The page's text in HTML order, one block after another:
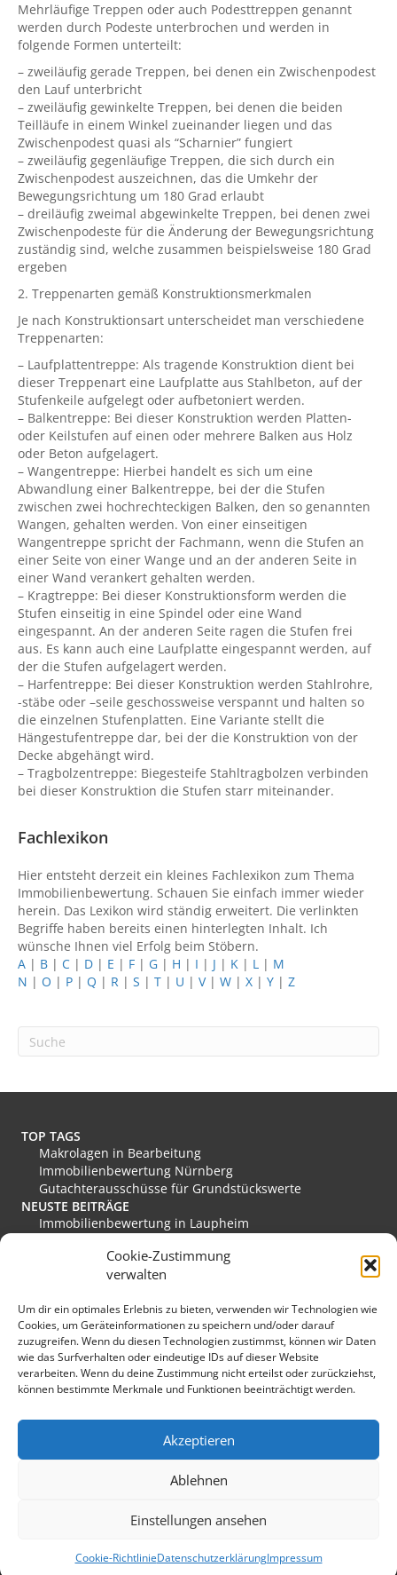
Cookie-Zustimmung
verwalten
Um dir ein optimales Erlebnis zu bieten, verwenden wir Technologien wie
Cookies, um Geräteinformationen zu speichern und/oder darauf
zuzugreifen. Wenn du diesen Technologien zustimmst, können wir Daten
wie das Surfverhalten oder eindeutige IDs auf dieser Website
verarbeiten. Wenn du deine Zustimmung nicht erteilst oder zurückziehst,
können bestimmte Merkmale und Funktionen beeinträchtigt werden.
Akzeptieren
Ablehnen
Einstellungen ansehen
Cookie-RichtlinieDatenschutzerklärungImpressum
Mehrläufige Treppen oder auch Podesttreppen genannt
werden durch Podeste unterbrochen und werden in
folgende Formen unterteilt:
– zweiläufig gerade Treppen, bei denen ein Zwischenpodest
den Lauf unterbricht
– zweiläufig gewinkelte Treppen, bei denen die beiden
Teilläufe in einem Winkel zueinander liegen und das
Zwischenpodest quasi als “Scharnier” fungiert
– zweiläufig gegenläufige Treppen, die sich durch ein
Zwischenpodest auszeichnen, das die Umkehr der
Bewegungsrichtung um 180 Grad erlaubt
– dreiläufig zweimal abgewinkelte Treppen, bei denen zwei
Zwischenpodeste für die Änderung der Bewegungsrichtung
zuständig sind, welche zusammen beispielsweise 180 Grad
ergeben
2. Treppenarten gemäß Konstruktionsmerkmalen
Je nach Konstruktionsart unterscheidet man verschiedene
Treppenarten:
– Laufplattentreppe: Als tragende Konstruktion dient bei
dieser Treppenart eine Laufplatte aus Stahlbeton, auf der
Stufenkeile aufgelegt oder aufbetoniert werden.
– Balkentreppe: Bei dieser Konstruktion werden Platten-
oder Keilstufen auf einen oder mehrere Balken aus Holz
oder Beton aufgelagert.
– Wangentreppe: Hierbei handelt es sich um eine
Abwandlung einer Balkentreppe, bei der die Stufen
zwischen zwei hochrechteckigen Balken, den so genannten
Wangen, gehalten werden. Von einer einseitigen
Wangentreppe spricht der Fachmann, wenn die Stufen an
einer Seite von einer Wange und an der anderen Seite in
einer Wand verankert gehalten werden.
– Kragtreppe: Bei dieser Konstruktionsform werden die
Stufen einseitig in eine Spindel oder eine Wand
eingespannt. An der anderen Seite ragen die Stufen frei
aus. Es kann auch eine Laufplatte eingespannt werden, auf
der die Stufen aufgelagert werden.
– Harfentreppe: Bei dieser Konstruktion werden Stahlrohre,
-stäbe oder –seile geschossweise verspannt und halten so
die einzelnen Stufenplatten. Eine Variante stellt die
Hängestufentreppe dar, bei der die Konstruktion von der
Decke abgehängt wird.
– Tragbolzentreppe: Biegesteife Stahltragbolzen verbinden
bei dieser Konstruktion die Stufen starr miteinander.
Fachlexikon
Hier entsteht derzeit ein kleines Fachlexikon zum Thema
Immobilienbewertung. Schauen Sie einfach immer wieder
herein. Das Lexikon wird ständig erweitert. Die verlinkten
Begriffe haben bereits einen hinterlegten Inhalt. Ich
wünsche Ihnen viel Erfolg beim Stöbern.
A | B | C | D | E | F | G | H | I | J | K | L | M
N | O | P | Q | R | S | T | U | V| W | X | Y | Z
TOP TAGS
Makrolagen in Bearbeitung
Immobilienbewertung Nürnberg
Gutachterausschüsse für Grundstückswerte
NEUSTE BEITRÄGE
Immobilienbewertung in Laupheim
Immobilienbewertung in Edewecht
Immobilienbewertung in Stadthagen
Immobilienbewertung in Eislingen/Fils
MEINE FAVORITEN
Verkehrswert
Grundstücksmarkt Deutschland
Immobilienmarkt Duisburg
Immobilienmarkt Hückeswagen
Kopfbild: lichtkunst.73 / pixelio.de
Immobilienbewertung